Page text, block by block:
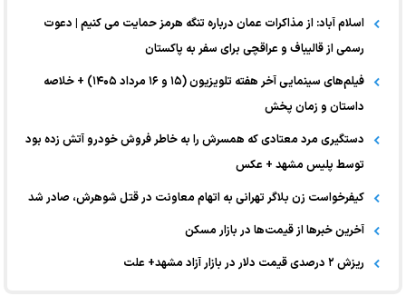
اسلام آباد: از مذاکرات عمان درباره تنگه هرمز حمایت می کنیم | دعوت
رسمی از قالیباف و عراقچی برای سفر به پاکستان
فیلم‌های سینمایی آخر هفته تلویزیون (۱۵ و ۱۶ مرداد ۱۴۰۵) + خلاصه
داستان و زمان پخش
دستگیری مرد معتادی که همسرش را به خاطر فروش خودرو آتش زده بود
توسط پلیس مشهد + عکس
کیفرخواست زن بلاگر تهرانی به اتهام معاونت در قتل شوهرش، صادر شد
آخرین خبر‌ها از قیمت‌ها در بازار مسکن
ریزش ۲ درصدی قیمت دلار در بازار آزاد مشهد+ علت